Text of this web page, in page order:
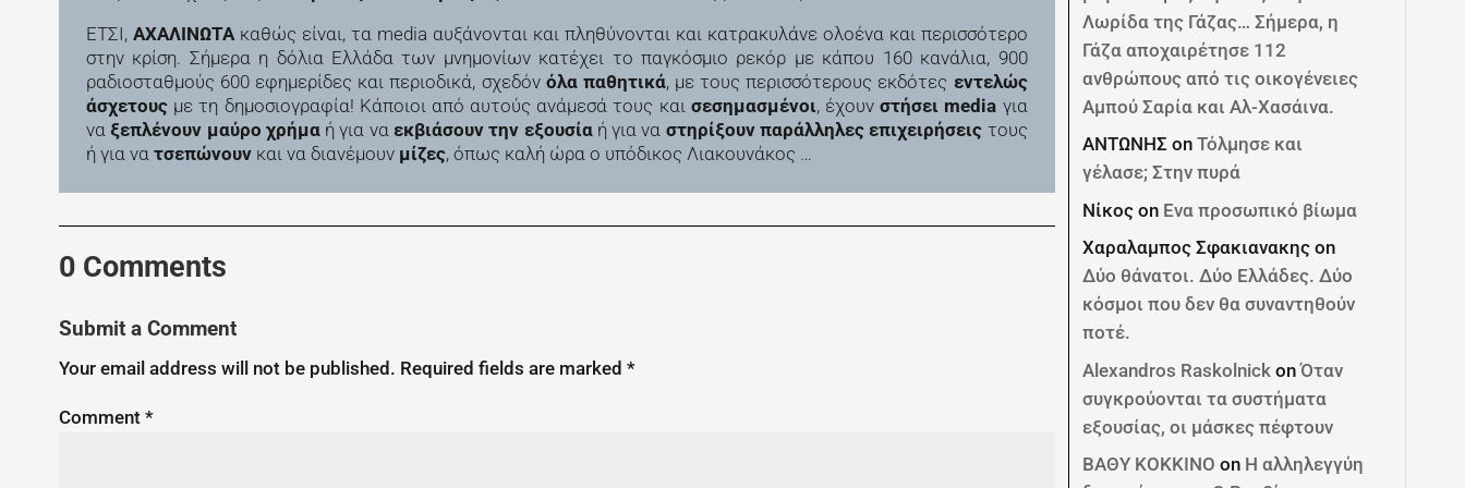
ΕΤΣΙ, ΑΧΑΛΙΝΩΤΑκαθώς είναι, τα media αυξάνονται και πληθύνονται και κατρακυλάνε ολοένα και περισσότερο
στην κρίση. Σήμερα η δόλια Ελλάδα των μνημονίων κατέχει το παγκόσμιο ρεκόρ με κάπου 160 κανάλια, 900
ραδιοσταθμούς 600 εφημερίδες και περιοδικά, σχεδόνόλα παθητικά, με τους περισσότερους εκδότες εντελώς
άσχετους με τη δημοσιογραφία! Κάποιοι από αυτούς ανάμεσά τους και σεσημασμένοι, έχουν στήσει media για
να ξεπλένουν μαύρο χρήμαή για να εκβιάσουν την εξουσίαή για να στηρίξουν παράλληλες επιχειρήσεις τους
ή για να τσεπώνουν και να διανέμουν μίζες, όπως καλή ώρα ο υπόδικος Λιακουνάκος …
0 Comments
Submit a Comment
Your email address will not be published. Required fields are marked *
Comment *
Λωρίδα της Γάζας… Σήμερα, η
Γάζα αποχαιρέτησε 112
ανθρώπους από τις οικογένειες
Αμπού Σαρία και Αλ-Χασάινα.
ΑΝΤΩΝΗΣ onΤόλμησε και
γέλασε; Στην πυρά
Νίκος on Ενα προσωπικό βίωμα
Χαραλαμπος Σφακιανακης on
Δύο θάνατοι. Δύο Ελλάδες. Δύο
κόσμοι που δεν θα συναντηθούν
ποτέ.
Alexandros Raskolnick onΌταν
συγκρούονται τα συστήματα
εξουσίας, οι μάσκες πέφτουν
ΒΑΘΥ ΚΟΚΚΙΝΟ on Η αλληλεγγύη